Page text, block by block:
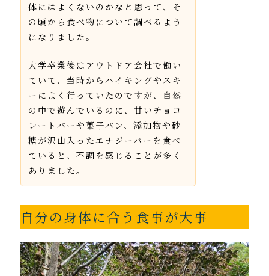
体にはよくないのかなと思って、そ
の頃から食べ物について調べるよう
になりました。
大学卒業後はアウトドア会社で働い
ていて、当時からハイキングやスキ
ーによく行っていたのですが、自然
の中で遊んでいるのに、甘いチョコ
レートバーや菓子パン、添加物や砂
糖が沢山入ったエナジーバーを食べ
ていると、不調を感じることが多く
ありました。
自分の身体に合う食事が大事